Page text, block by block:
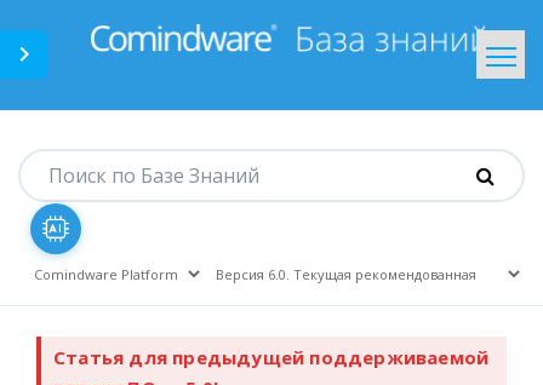
На главную
Статья для предыдущей поддерживаемой